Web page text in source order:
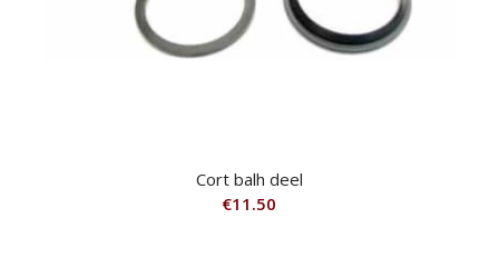
Cort balh deel
€11.50